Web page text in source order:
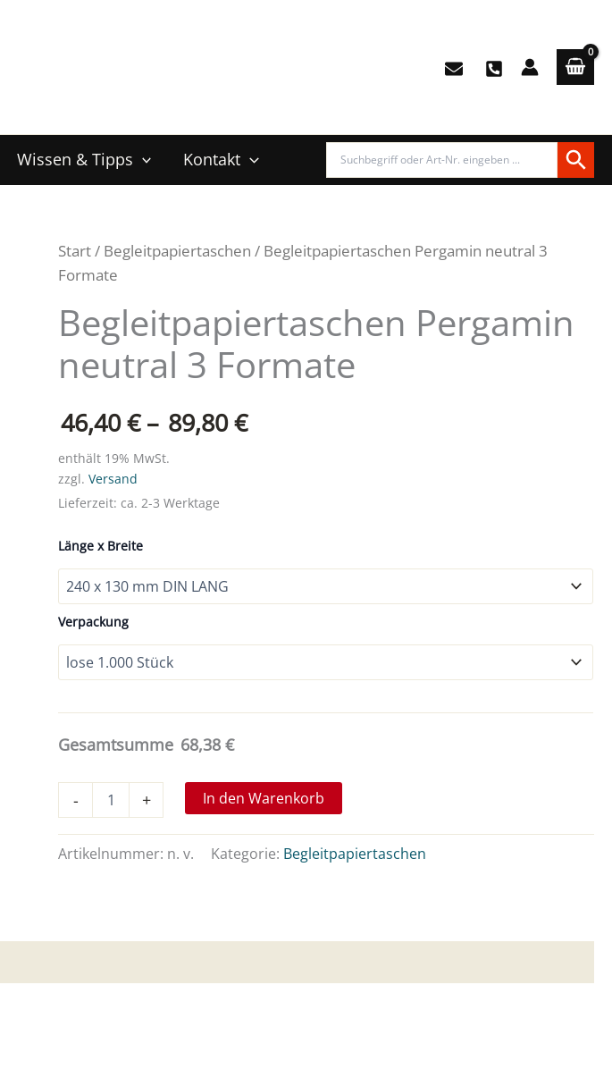
Wissen & Tipps Kontakt
Start/ Begleitpapiertaschen / Begleitpapiertaschen Pergamin neutral 3
Formate
Begleitpapiertaschen Pergamin
neutral 3 Formate
46,40€ – 89,80€Preisspanne:
enthält 19% MwSt.
zzgl.Versand
Lieferzeit: ca. 2-3 Werktage
Länge x Breite
Verpackung
Gesamtsumme 68,38€
-
Pergamin
Formate
+ In den Warenkorb
Artikelnummer: n. v. Kategorie: Begleitpapiertaschen